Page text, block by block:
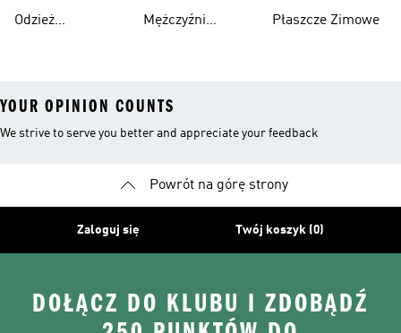
Odzież
Mężczyźni
Cholewką
Płaszcze Zimowe
YOUR OPINION COUNTS
We strive to serve you better and appreciate your feedback
Powrót na górę strony
Zaloguj się Twój koszyk (0)
DOŁĄCZ DO KLUBU I ZDOBĄDŹ